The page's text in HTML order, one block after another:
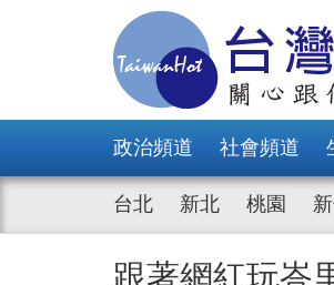
政治頻道 社會頻道
台北 新北 桃園
跟著網紅玩峇